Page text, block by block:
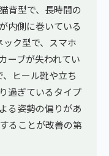
背型で、長時間の
内側に巻いている
ク型で、スマホ
ーブが失われてい
ヒール靴や立ち
過ぎているタイプ
る姿勢の偏りがあ
ることが改善の第